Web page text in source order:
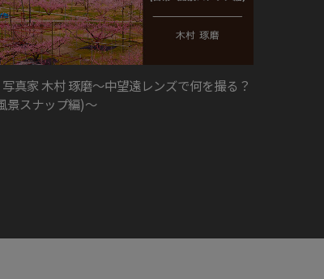
写真家 木村 琢磨～中望遠レンズで何を撮る？
景スナップ編)～